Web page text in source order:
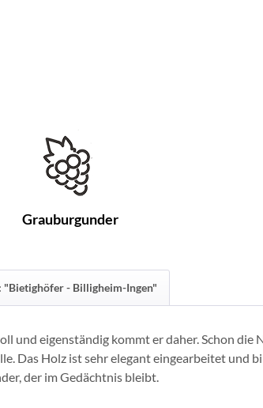
Grauburgunder
"Bietighöfer - Billigheim-Ingen"
und eigenständig kommt er daher. Schon
Das Holz ist sehr elegant eingearbeitet und
der im Gedächtnis bleibt.